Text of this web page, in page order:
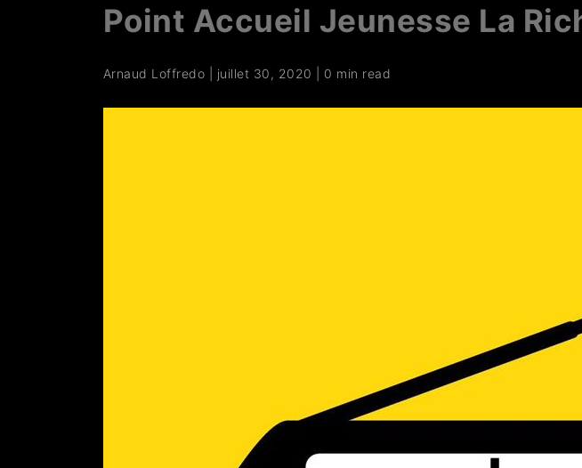
Point Accueil Jeunesse La
Arnaud Loffredo juillet 30, 2020 0 min read